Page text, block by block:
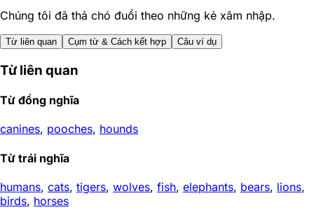
Chúng tôi đã thả chó đuổi theo những kẻ xâm nhập.
Từ liên quan Cụm từ & Cách kết hợp Câu ví dụ
Từ liên quan
Từ đồng nghĩa
canines, pooches, hounds
Từ trái nghĩa
humans, cats, tigers, wolves, fish, elephants, bears, lions,
birds, horses